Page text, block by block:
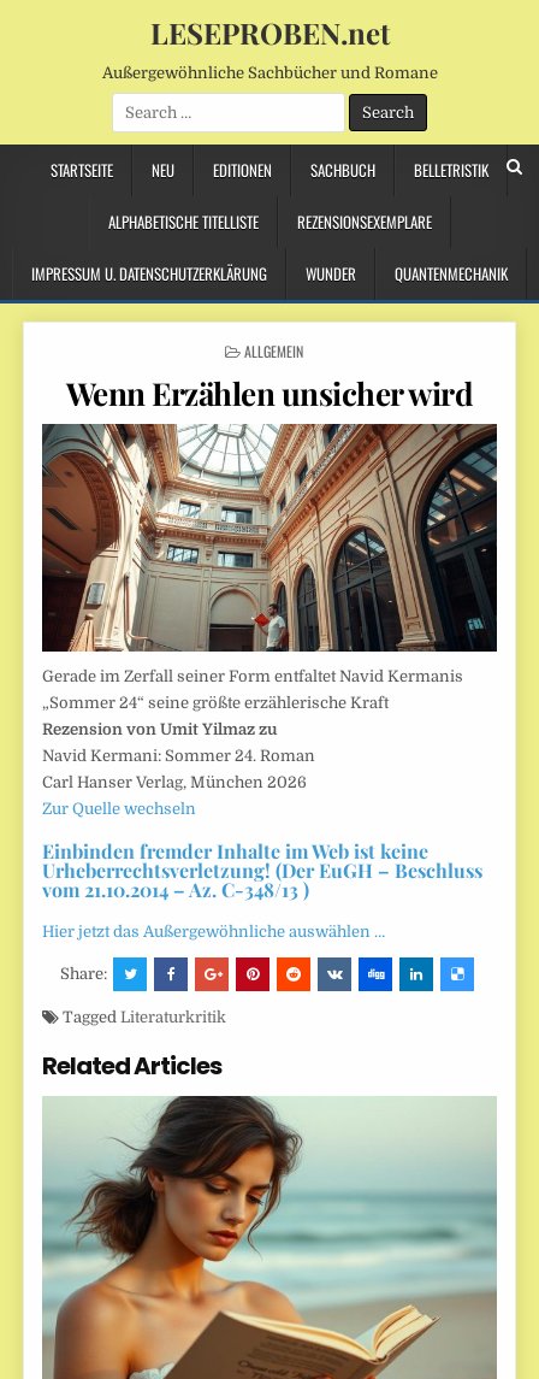
LESEPROBEN.net
Außergewöhnliche Sachbücher und Romane
Search
for:
STARTSEITE NEU EDITIONEN SACHBUCH BELLETRISTIK
ALPHABETISCHE TITELLISTE REZENSIONSEXEMPLARE
IMPRESSUM U. DATENSCHUTZERKLÄRUNG WUNDER QUANTENMECHANIK
POSTED
ALLGEMEIN
Wenn Erzählen unsicher wird
Gerade im Zerfall seiner Form entfaltet Navid Kermanis
„Sommer 24“ seine größte erzählerische Kraft
Rezension von Umit Yilmaz zu
Navid Kermani: Sommer 24. Roman
Carl Hanser Verlag, München 2026
Zur Quelle wechseln
Einbinden fremder Inhalte im Web ist keine
Urheberrechtsverletzung! (Der EuGH – Beschluss
vom 21.10.2014 – Az. C-348/13 )
Hier jetzt das Außergewöhnliche auswählen …
Share:
TaggedLiteraturkritik
Related Articles